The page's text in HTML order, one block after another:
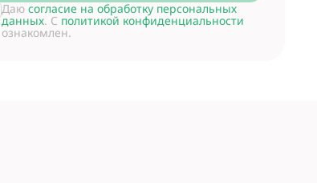
Даю согласие на обработку персональных
данных. С политикой конфиденциальности
ознакомлен.